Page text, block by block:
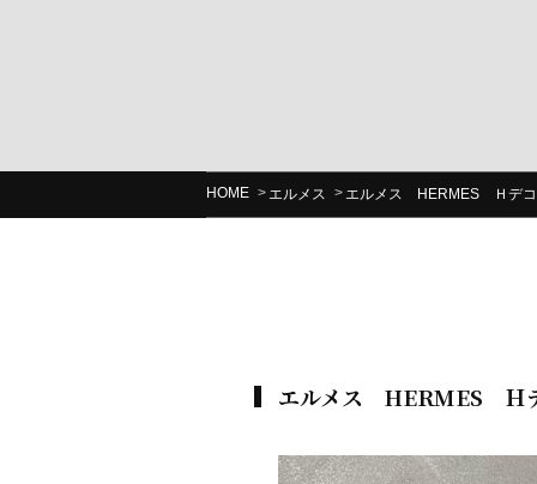
HOME エルメス エルメス HERMES Ｈデ
エルメス HERMES Ｈ